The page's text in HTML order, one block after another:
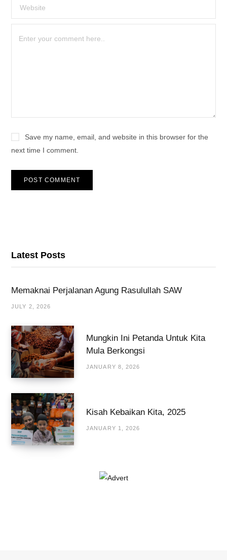
Save my name, email, and website in this browser for the
next time I comment.
Latest Posts
Memaknai Perjalanan Agung Rasulullah SAW
JULY 2, 2026
Mungkin Ini Petanda Untuk Kita
Mula Berkongsi
JANUARY 8, 2026
Kisah Kebaikan Kita, 2025
JANUARY 1, 2026